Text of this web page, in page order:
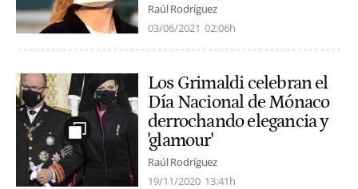
Raúl Rodríguez
03/06/2021 02:06h
Los Grimaldi celebran el
Día Nacional de Mónaco
derrochando elegancia y
'glamour'
Raúl Rodríguez
19/11/2020 13:41h